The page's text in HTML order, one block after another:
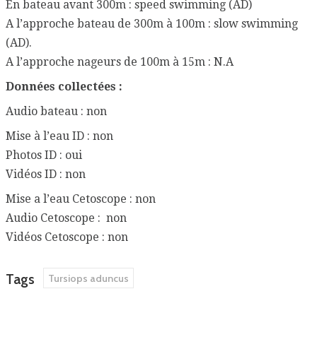
En bateau avant 300m : speed swimming (AD)
A l’approche bateau de 300m à 100m : slow swimming
(AD).
A l’approche nageurs de 100m à 15m : N.A
Données collectées :
Audio bateau : non
Mise à l’eau ID : non
Photos ID : oui
Vidéos ID : non
Mise a l’eau Cetoscope : non
Audio Cetoscope : non
Vidéos Cetoscope : non
Tags Tursiops aduncus